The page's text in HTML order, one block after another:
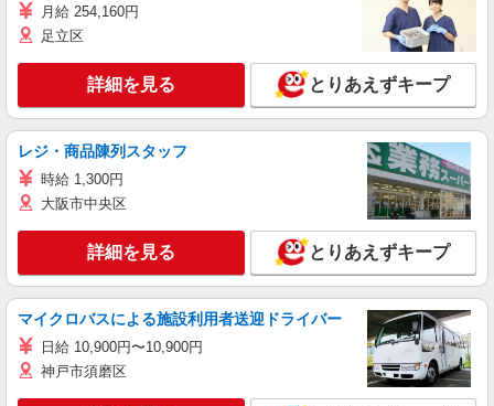
月給 254,160円
足立区
詳細を見る とりあえずキープ
レジ・商品陳列スタッフ
時給 1,300円
大阪市中央区
詳細を見る とりあえずキープ
マイクロバスによる施設利用者送迎ドライバー
日給 10,900円〜10,900円
神戸市須磨区